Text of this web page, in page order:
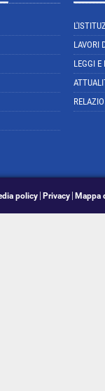
LAVORI
LEGGI E
policy Privacy Mappa